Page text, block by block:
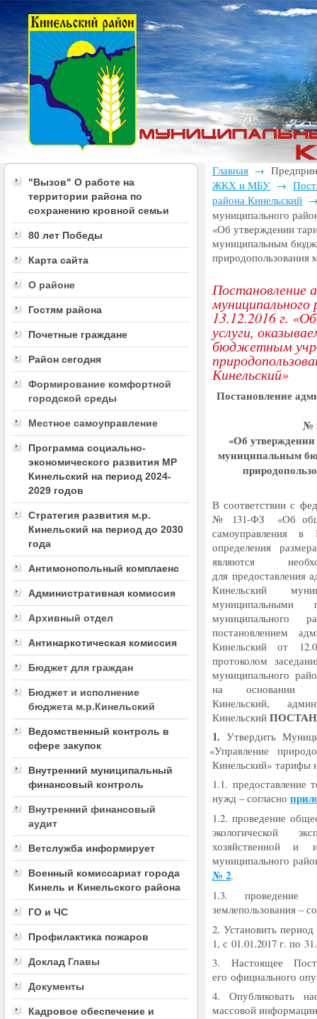
"Вызов" О работе на
территории района по
сохранению кровной семьи
80 лет Победы
Карта сайта
О районе
Гостям района
Почетные граждане
Район сегодня
Формирование комфортной
городской среды
Местное самоуправление
Программа социально-
экономического развития МР
Кинельский на период 2024-
2029 годов
Стратегия развития м.р.
Кинельский на период до 2030
года
Антимонопольный комплаенс
Административная комиссия
Архивный отдел
Антинаркотическая комиссия
Бюджет для граждан
Бюджет и исполнение
бюджета м.р.Кинельский
Ведомственный контроль в
сфере закупок
Внутренний муниципальный
финансовый контроль
Внутренний финансовый
аудит
Ветслужба информирует
Военный комиссариат города
Кинель и Кинельского района
ГО и ЧС
Профилактика пожаров
Доклад Главы
Документы
Кадровое обеспечение и
Главная →
ЖКХ и МБУ →
района Кинельский
муниципального
«Об утверждении
муниципальным
природопользования
Постановление
13.12.2016 г.
услуги,
бюджетным
Кинельский»
Постановление
№
«Об
муниципальным
В соответствии с
№ 131-ФЗ
«Об
самоуправления в
определения
являются
для предоставления
Кинельский
муниципальными
муниципального
постановлением
Кинельский от
протоколом
муниципального
на основании
Кинельский,
Кинельский
1.Утвердить
«Управление
Кинельский» тарифы
1.1. предоставление
нужд – согласно
1.2. проведение
экологической
хозяйственной и
муниципального
№ 2.
1.3. проведение
землепользования –
2. Установить
1, с 01.01.2017 г. по
3. Настоящее
его официального
4. Опубликовать
массовой